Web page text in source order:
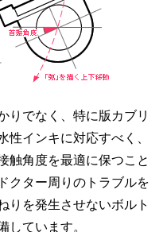
りでなく、特に版カブリ
性インキに対応すべく、
触角度を最適に保つこと
クター周りのトラブルを
りを発生させないボルト
しています。